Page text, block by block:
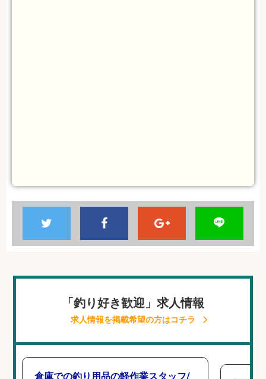
「釣り好き歓迎」求人情報
求人情報を掲載希望の方はコチラ
倉庫での釣り用品の軽作業スタッフ/